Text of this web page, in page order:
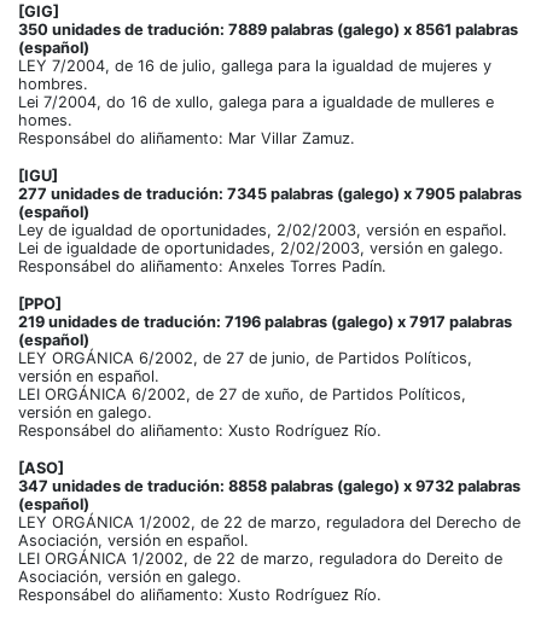
[GIG]
350 unidades de tradución: 7889 palabras (galego) x 8561 palabras
(español)
LEY 7/2004, de 16 de julio, gallega para la igualdad de mujeres y
hombres.
Lei 7/2004, do 16 de xullo, galega para a igualdade de mulleres e
homes.
Responsábel do aliñamento: Mar Villar Zamuz.
[IGU]
277 unidades de tradución: 7345 palabras (galego) x 7905 palabras
(español)
Ley de igualdad de oportunidades, 2/02/2003, versión en español.
Lei de igualdade de oportunidades, 2/02/2003, versión en galego.
Responsábel do aliñamento: Anxeles Torres Padín.
[PPO]
219 unidades de tradución: 7196 palabras (galego) x 7917 palabras
(español)
LEY ORGÁNICA 6/2002, de 27 de junio, de Partidos Políticos,
versión en español.
LEI ORGÁNICA 6/2002, de 27 de xuño, de Partidos Políticos,
versión en galego.
Responsábel do aliñamento: Xusto Rodríguez Río.
[ASO]
347 unidades de tradución: 8858 palabras (galego) x 9732 palabras
(español)
LEY ORGÁNICA 1/2002, de 22 de marzo, reguladora del Derecho de
Asociación, versión en español.
LEI ORGÁNICA 1/2002, de 22 de marzo, reguladora do Dereito de
Asociación, versión en galego.
Responsábel do aliñamento: Xusto Rodríguez Río.